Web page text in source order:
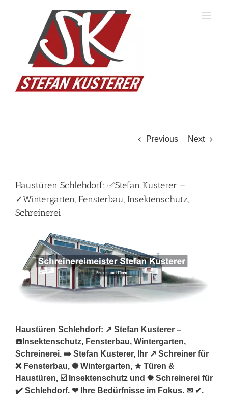
Previous Next
Haustüren Schlehdorf: ✅Stefan Kusterer –
✓Wintergarten, Fensterbau, Insektenschutz,
Schreinerei
Haustüren Schlehdorf: ↗️ Stefan Kusterer –
☎️Insektenschutz, Fensterbau, Wintergarten,
Schreinerei. ➡️ Stefan Kusterer, Ihr ↗️ Schreiner für
❌ Fensterbau, ✺ Wintergarten, ★ Türen &
Haustüren, ☑️ Insektenschutz und ✹ Schreinerei für
✔️ Schlehdorf. ❤ Ihre Bedürfnisse im Fokus. ✉ ✔.